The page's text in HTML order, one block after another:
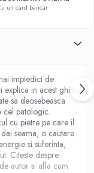
un card bancar
impiedici de
in acest ghid
sa deosebeasca
cel patologic.
cu pietre pe care il
seama, o cautare
si suferinta,
Citeste despre
autor si afla cum